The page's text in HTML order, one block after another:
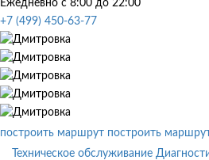
Ежедневно с 8:00 до 22:00
+7 (499) 450-63-77
построить маршрут построить
Техническое обслуживание